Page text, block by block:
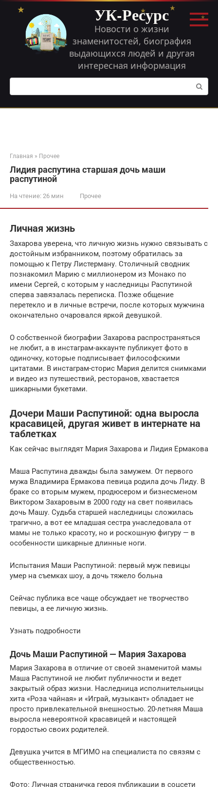
Перейти
контенту
УК-Ресурс
Новости о жизни
знаменитостей, биография
выдающихся людей и другая
интересная информация
Поиск:
Главная » Прочее
Лидия распутина старшая дочь маши
распутиной
На чтение: 26 мин Прочее
Личная жизнь
Захарова уверена, что личную жизнь нужно связывать с
достойным избранником, поэтому обратилась за
помощью к Петру Листерману. Столичный сводник
познакомил Марию с миллионером из Монако по
имени Сергей, с которым у наследницы Распутиной
сперва завязалась переписка. Позже общение
перетекло и в личные встречи, после которых мужчина
окончательно очаровался яркой девушкой.
О собственной биографии Захарова распространяться
не любит, а в инстаграм-аккаунте публикует фото в
одиночку, которые подписывает философскими
цитатами. В инстаграм-сторис Мария делится снимками
и видео из путешествий, ресторанов, хвастается
шикарными букетами.
Дочери Маши Распутиной: одна выросла
красавицей, другая живет в интернате на
таблетках
Как сейчас выглядят Мария Захарова и Лидия Ермакова
Маша Распутина дважды была замужем. От первого
мужа Владимира Ермакова певица родила дочь Лиду. В
браке со вторым мужем, продюсером и бизнесменом
Виктором Захаровым в 2000 году на свет появилась
дочь Машу. Судьба старшей наследницы сложилась
трагично, а вот ее младшая сестра унаследовала от
мамы не только красоту, но и роскошную фигуру — в
особенности шикарные длинные ноги.
Испытания Маши Распутиной: первый муж певицы
умер на съемках шоу, а дочь тяжело больна
Сейчас публика все чаще обсуждает не творчество
певицы, а ее личную жизнь.
Узнать подробности
Дочь Маши Распутиной — Мария Захарова
Мария Захарова в отличие от своей знаменитой мамы
Маша Распутиной не любит публичности и ведет
закрытый образ жизни. Наследница исполнительницы
хита «Роза чайная» и «Играй, музыкант» обладает не
просто привлекательной внешностью. 20-летняя Маша
выросла невероятной красавицей и настоящей
гордостью своих родителей.
Девушка учится в МГИМО на специалиста по связям с
общественностью.
Фото: Личная страничка героя публикации в соцсети